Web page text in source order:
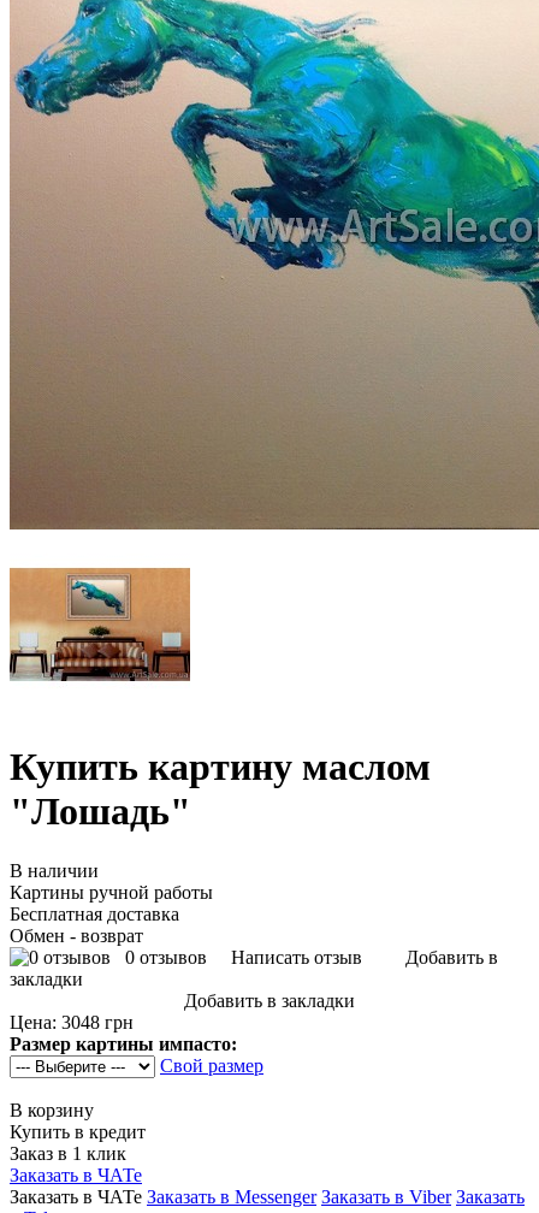
Купить картину маслом
"Лошадь"
В наличии
Картины ручной работы
Бесплатная доставка
Обмен - возврат
0 отзывов
Написать отзыв
Добавить в
закладки
Добавить в закладки
Цена: 3048 грн
Размер картины импасто:
Свой размер
В корзину
Купить в кредит
Заказ в 1 клик
Заказать в ЧАТе
Заказать в ЧАТе Заказать в Messenger Заказать в Viber Заказать